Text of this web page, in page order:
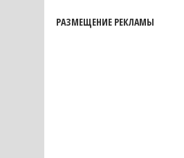
РАЗМЕЩЕНИЕ РЕКЛАМЫ